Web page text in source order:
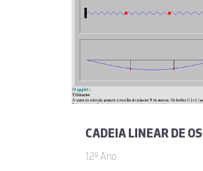
CADEIA LINEAR DE
12º Ano